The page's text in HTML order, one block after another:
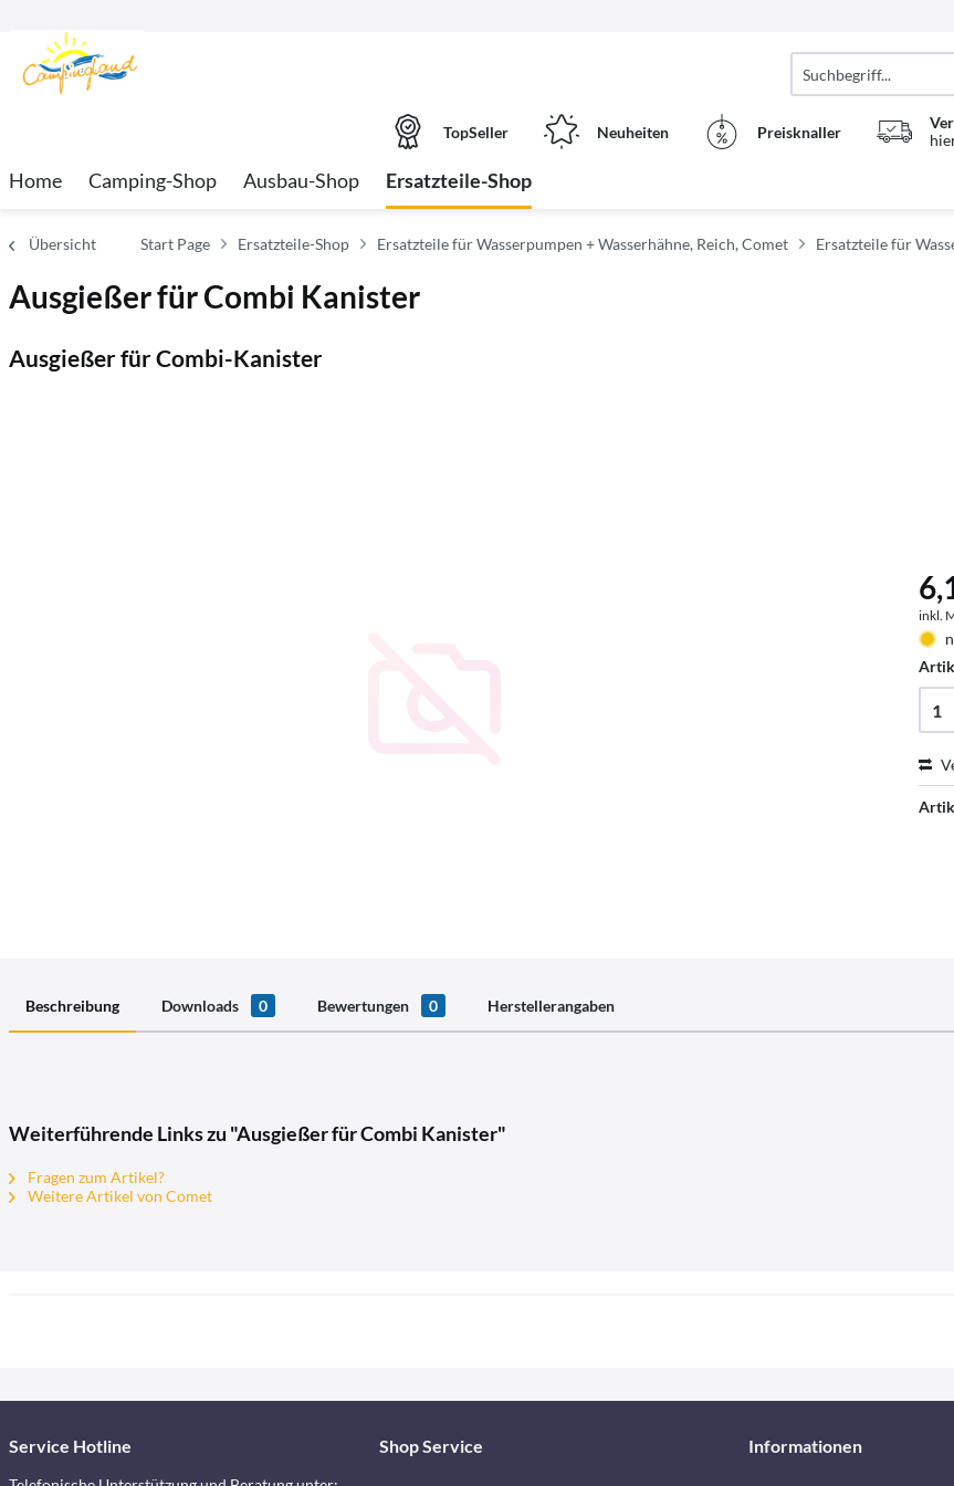
TopSeller Neuheiten Preisknaller
Home Camping-Shop Ausbau-Shop Ersatzteile-Shop
Übersicht Start Page Ersatzteile-Shop Ersatzteile für Wasserpumpen + Wasserhähne, Reich, Comet Ersatzteile für
Ausgießer für Combi Kanister
Ausgießer für Combi-Kanister
inkl.
Beschreibung Downloads 0 Bewertungen 0 Herstellerangaben
Weiterführende Links zu "Ausgießer für Combi Kanister"
Fragen zum Artikel?
Weitere Artikel von Comet
Service Hotline Shop Service Informationen